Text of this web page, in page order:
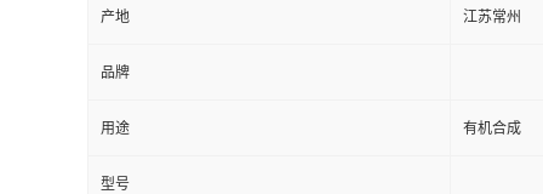
产地 江苏常州
品牌
用途 有机合成
型号